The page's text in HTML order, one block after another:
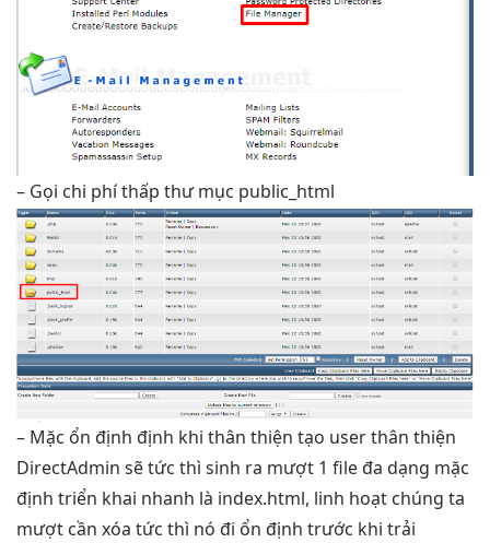
– Gọi chi phí thấp thư mục public_html
– Mặc ổn định định khi thân thiện tạo userthân thiện
DirectAdmin sẽtức thì sinh ra mượt 1 file đa dạng mặc
định triển khai nhanh là index.html, linh hoạt chúng ta
mượt cần xóa tức thì nó đi ổn định trước khi trải